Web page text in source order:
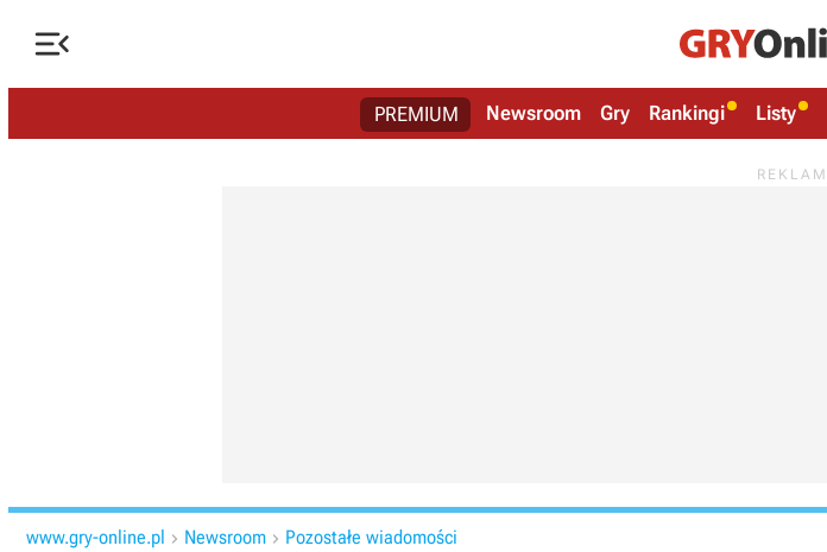

PREMIUM Newsroom Gry Rankingi Listy
www.gry-online.pl  Newsroom  Pozostałe wiadomości